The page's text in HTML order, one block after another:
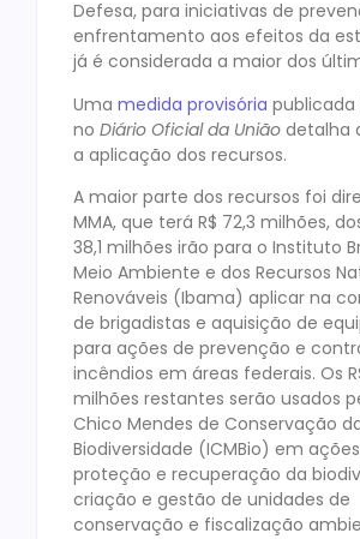
Defesa, para iniciativas de
enfrentamento aos efeitos da
já é considerada a maior dos
Uma medida provisória publicada
no Diário Oficial da União detalha
a aplicação dos recursos.
A maior parte dos recursos foi
MMA, que terá R$ 72,3 milhões,
38,1 milhões irão para o Instituto
Meio Ambiente e dos Recursos
Renováveis (Ibama) aplicar na
de brigadistas e aquisição de
para ações de prevenção e
incêndios em áreas federais. Os
milhões restantes serão usados
Chico Mendes de Conservação
Biodiversidade (ICMBio) em
proteção e recuperação da
criação e gestão de unidades de
conservação e fiscalização